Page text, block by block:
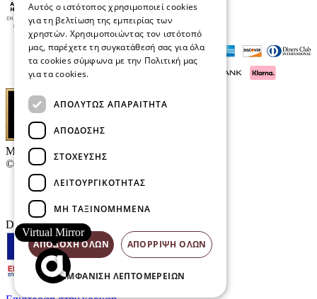
Μαρκάκης Οπτικά
© 2026
Επικοινωνία
E-Volution Awards
Designed & developed by
Virtual Mirror
Αυτός ο ιστότοπος χρησιμοποιεί cookies
για τη βελτίωση της εμπειρίας των
χρηστών. Χρησιμοποιώντας τον ιστότοπό
μας, παρέχετε τη συγκατάθεσή σας για όλα
τα cookies σύμφωνα με την Πολιτική μας
για τα cookies.
ΑΠΟΛΎΤΩΣ ΑΠΑΡΑΊΤΗΤΑ
ΑΠΌΔΟΣΗΣ
ΣΤΌΧΕΥΣΗΣ
ΛΕΙΤΟΥΡΓΙΚΌΤΗΤΑΣ
ΜΗ ΤΑΞΙΝΟΜΗΜΈΝΑ
ΑΠΟΔΟΧΉ ΌΛΩΝ ΑΠΌΡΡΙΨΗ ΌΛΩΝ
ΕΜΦΆΝΙΣΗ ΛΕΠΤΟΜΕΡΕΙΏΝ